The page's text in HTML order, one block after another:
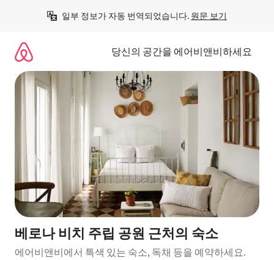
일부 정보가 자동 번역되었습니다. 원문 보기
당신의 공간을 에어비앤비하세요
베로나 비치 주립 공원 근처의 숙소
에어비앤비에서 특색 있는 숙소, 독채 등을 예약하세요.